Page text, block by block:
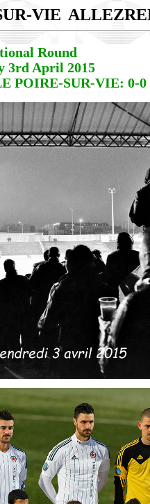
VIE
Round
3rd April 2015
POIRE-SUR-VIE: 0-0